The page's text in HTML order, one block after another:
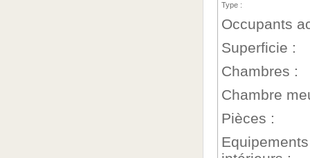
Type :
Occupants
Superficie :
Chambres :
Chambre
Pièces :
Equipements